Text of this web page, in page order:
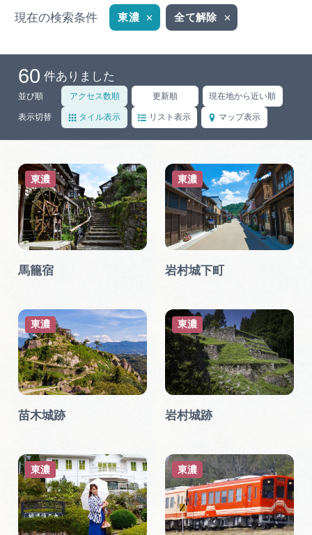
コンベンション支援制度
おすすめモデルコース
団体旅行用おすすめモデルコース
観光データライブラリー
フォトライブラリー
お問い合わせ
現在の検索条件 東濃 全て解除
60 件ありました
並び順 アクセス数順 更新順 現在地から近い順
表示切替 タイル表示 リスト表示 マップ表示
馬籠宿
東濃
岩村城下町
東濃
苗木城跡
東濃
岩村城跡
東濃
東濃 東濃